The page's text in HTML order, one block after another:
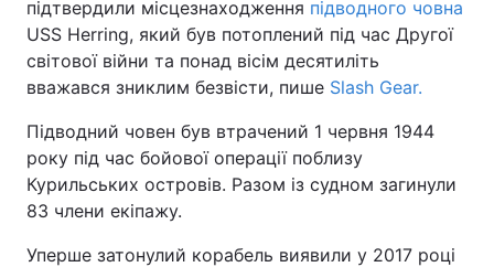
підтвердили місцезнаходження підводного човна
USS Herring, який був потоплений під час Другої
світової війни та понад вісім десятиліть
вважався зниклим безвісти, пише Slash Gear.
Підводний човен був втрачений 1 червня 1944
року під час бойової операції поблизу
Курильських островів. Разом із судном загинули
83 члени екіпажу.
Уперше затонулий корабель виявили у 2017 році